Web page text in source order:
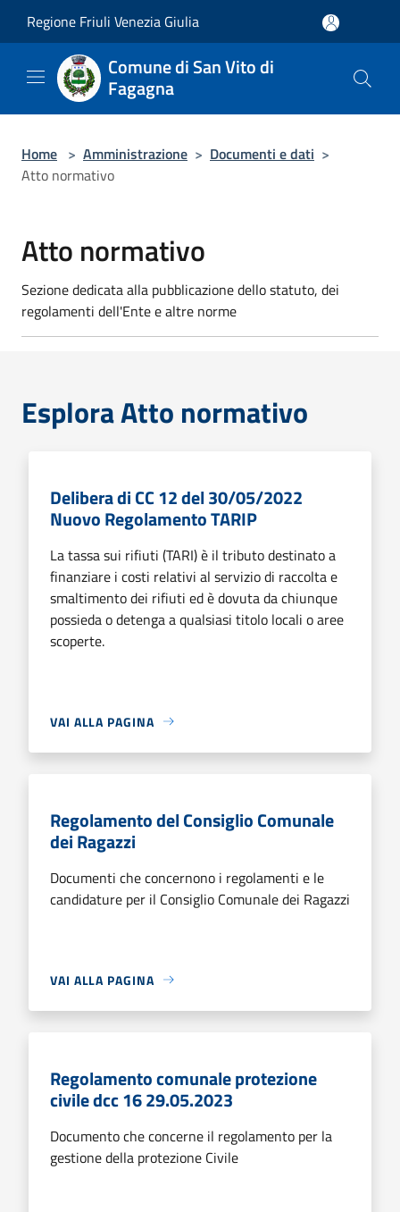
Regione Friuli Venezia Giulia
Comune di San Vito di
Fagagna
Home > Amministrazione > Documenti e dati >
Atto normativo
Atto normativo
Sezione dedicata alla pubblicazione dello statuto, dei
regolamenti dell'Ente e altre norme
Esplora Atto normativo
Delibera di CC 12 del 30/05/2022
Nuovo Regolamento TARIP
La tassa sui rifiuti (TARI) è il tributo destinato a
finanziare i costi relativi al servizio di raccolta e
smaltimento dei rifiuti ed è dovuta da chiunque
possieda o detenga a qualsiasi titolo locali o aree
scoperte.
VAI ALLA PAGINA
Regolamento del Consiglio Comunale
dei Ragazzi
Documenti che concernono i regolamenti e le
candidature per il Consiglio Comunale dei Ragazzi
VAI ALLA PAGINA
Regolamento comunale protezione
civile dcc 16 29.05.2023
Documento che concerne il regolamento per la
gestione della protezione Civile